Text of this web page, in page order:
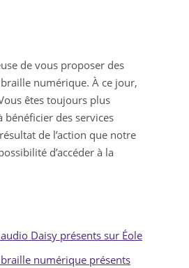
de vous proposer des
numérique. À ce jour,
êtes toujours plus
des services
de l’action que notre
d’accéder à la
Daisy présents sur Éole
numérique présents